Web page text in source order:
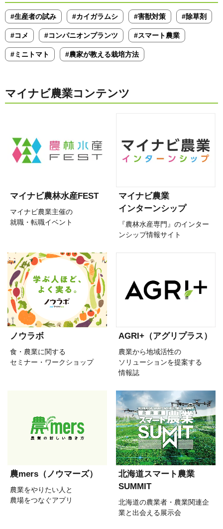
#生産者の試み #カイガラムシ #害獣対策 #除草剤
#コメ #コンパニオンプランツ #スマート農業
#ミニトマト #農家が教える栽培方法
マイナビ農業コンテンツ
マイナビ農林水産FEST
マイナビ農業主催の
就職・転職イベント
マイナビ農業
インターンシップ
『農林水産専門』のインター
ンシップ情報サイト
ノウラボ
食・農業に関する
セミナー・ワークショップ
AGRI+（アグリプラス）
農業から地域活性の
ソリューションを提案する
情報誌
農mers（ノウマーズ）
農業をやりたい人と
農場をつなぐアプリ
北海道スマート農業
SUMMIT
北海道の農業者・農業関連企
業と出会える展示会